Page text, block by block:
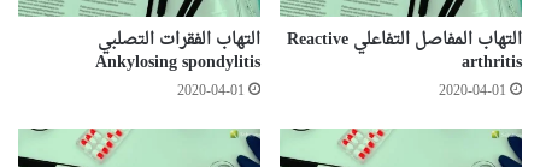
التهاب المفاصل التفاعلي Reactive
arthritis
2020-04-01
التهاب الفقرات التصلبي
Ankylosing spondylitis
2020-04-01